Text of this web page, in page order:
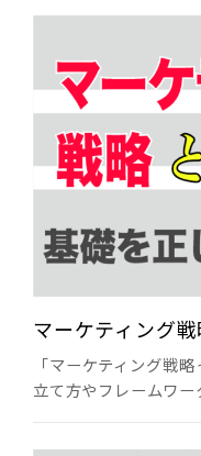
マーケティング
「マーケティング戦
立て方やフレームワ